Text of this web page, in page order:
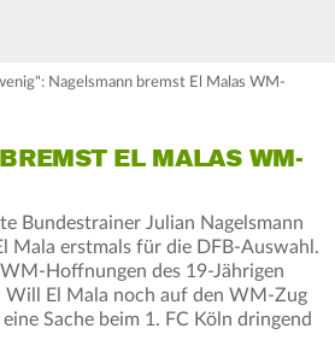
Nagelsmann bremst El Malas WM-
EL MALAS WM-
Bundestrainer Julian Nagelsmann
Mala erstmals für die DFB-Auswahl.
Hoffnungen des 19-Jährigen
Will El Mala noch auf den WM-Zug
Sache beim 1. FC Köln dringend